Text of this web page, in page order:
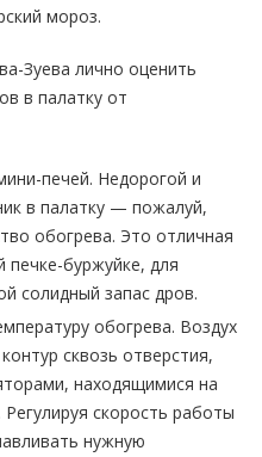
мороз.
Зуева лично оценить
в палатку от
печей. Недорогой и
в палатку — пожалуй,
обогрева. Это отличная
печке-буржуйке, для
солидный запас дров.
обогрева. Воздух
сквозь отверстия,
находящимися на
скорость работы
нужную